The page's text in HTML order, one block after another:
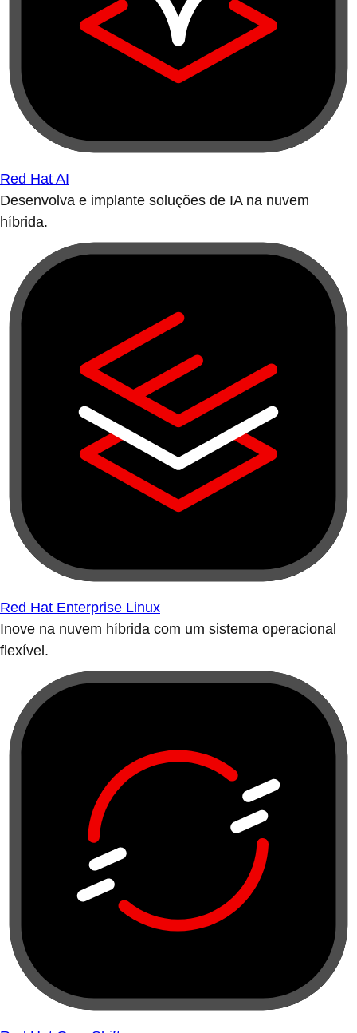
Red Hat AI
Desenvolva e implante soluções de IA na nuvem
híbrida.
Red Hat Enterprise Linux
Inove na nuvem híbrida com um sistema operacional
flexível.